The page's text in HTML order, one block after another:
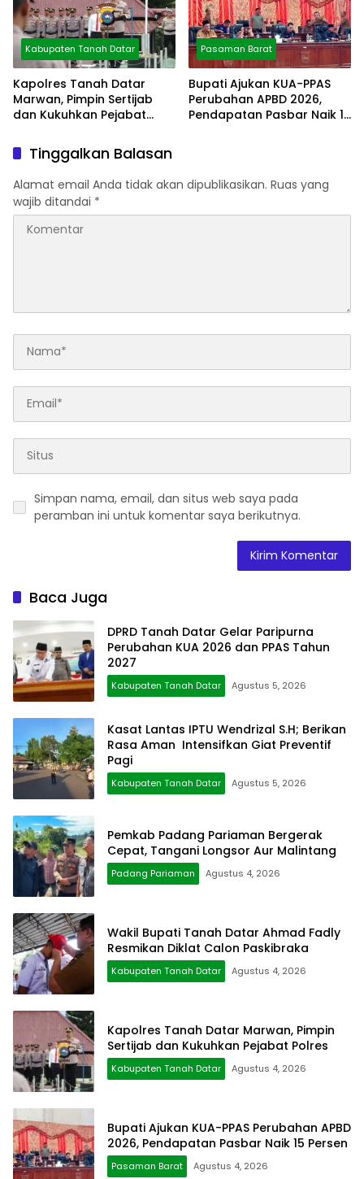
Kabupaten Tanah Datar
Kapolres Tanah Datar
Marwan, Pimpin Sertijab
dan Kukuhkan Pejabat
Pasaman Barat
Bupati Ajukan KUA-PPAS
Perubahan APBD 2026,
Pendapatan Pasbar Naik 15
Tinggalkan Balasan
Alamat email Anda tidak akan dipublikasikan. Ruas yang
wajib ditandai *
Simpan nama, email, dan situs web saya pada
peramban ini untuk komentar saya berikutnya.
Baca Juga
DPRD Tanah Datar Gelar Paripurna
Perubahan KUA 2026 dan PPAS Tahun
2027
Kabupaten Tanah Datar Agustus 5, 2026
Kasat Lantas IPTU Wendrizal S.H; Berikan
Rasa Aman Intensifkan Giat Preventif
Pagi
Kabupaten Tanah Datar Agustus 5, 2026
Pemkab Padang Pariaman Bergerak
Cepat, Tangani Longsor Aur Malintang
Padang Pariaman Agustus 4, 2026
Wakil Bupati Tanah Datar Ahmad Fadly
Resmikan Diklat Calon Paskibraka
Kabupaten Tanah Datar Agustus 4, 2026
Kapolres Tanah Datar Marwan, Pimpin
Sertijab dan Kukuhkan Pejabat Polres
Kabupaten Tanah Datar Agustus 4, 2026
Bupati Ajukan KUA-PPAS Perubahan APBD
2026, Pendapatan Pasbar Naik 15 Persen
Pasaman Barat Agustus 4, 2026